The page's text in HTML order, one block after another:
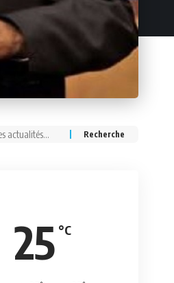
25 °C